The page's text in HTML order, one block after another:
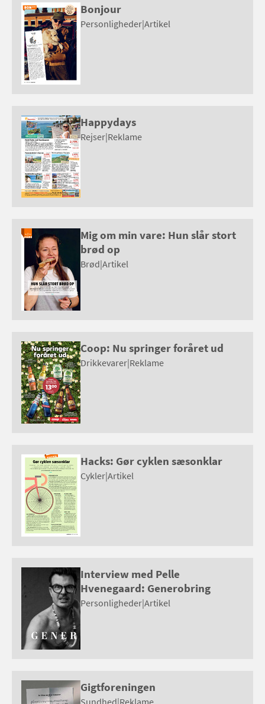
Bonjour
Personligheder|Artikel
Happydays
Rejser|Reklame
Mig om min vare: Hun slår stort
brød op
Brød|Artikel
Coop: Nu springer foråret ud
Drikkevarer|Reklame
Hacks: Gør cyklen sæsonklar
Cykler|Artikel
Interview med Pelle
Hvenegaard: Generobring
Personligheder|Artikel
Gigtforeningen
Sundhed|Reklame